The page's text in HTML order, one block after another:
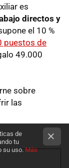
es
directos y
el 10 %
puestos de
49.000
sobre
las
de
tu
su uso.Más